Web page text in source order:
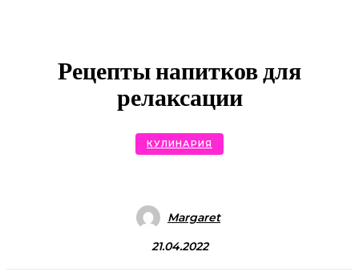
Рецепты напитков для
релаксации
КУЛИНАРИЯ
Margaret
21.04.2022